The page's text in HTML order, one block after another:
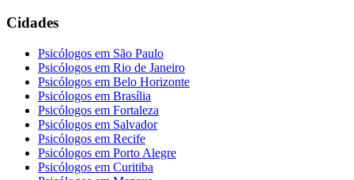
Cidades
Psicólogos em São Paulo
Psicólogos em Rio de Janeiro
Psicólogos em Belo Horizonte
Psicólogos em Brasília
Psicólogos em Fortaleza
Psicólogos em Salvador
Psicólogos em Recife
Psicólogos em Porto Alegre
Psicólogos em Curitiba